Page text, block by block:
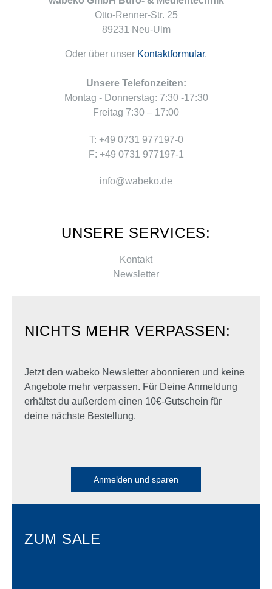
Otto-Renner-Str. 25
89231 Neu-Ulm
Oder über unser Kontaktformular.
Unsere Telefonzeiten:
Montag - Donnerstag: 7:30 -17:30
Freitag 7:30 – 17:00
T: +49 0731 977197-0
F: +49 0731 977197-1
info@wabeko.de
UNSERE SERVICES:
Kontakt
Newsletter
NICHTS MEHR VERPASSEN:
Jetzt den wabeko Newsletter abonnieren und keine
Angebote mehr verpassen. Für Deine Anmeldung
erhältst du außerdem einen 10€-Gutschein für
deine nächste Bestellung.
Anmelden und sparen
ZUM SALE